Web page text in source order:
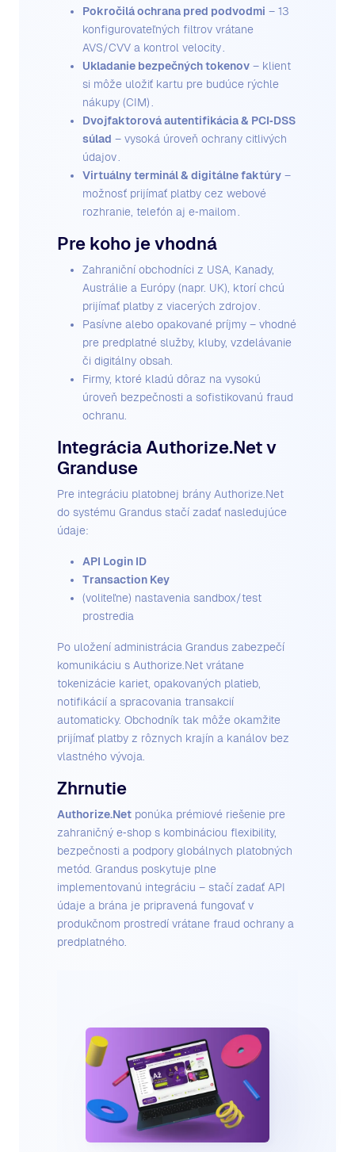
Pokročilá ochrana pred podvodmi – 13
konfigurovateľných filtrov vrátane
AVS/CVV a kontrol velocity .
Ukladanie bezpečných tokenov – klient
si môže uložiť kartu pre budúce rýchle
nákupy (CIM) .
Dvojfaktorová autentifikácia & PCI‑DSS
súlad – vysoká úroveň ochrany citlivých
údajov .
Virtuálny terminál & digitálne faktúry –
možnosť prijímať platby cez webové
rozhranie, telefón aj e‑mailom .
Pre koho je vhodná
Zahraniční obchodníci z USA, Kanady,
Austrálie a Európy (napr. UK), ktorí chcú
prijímať platby z viacerých zdrojov .
Pasívne alebo opakované príjmy – vhodné
pre predplatné služby, kluby, vzdelávanie
či digitálny obsah.
Firmy, ktoré kladú dôraz na vysokú
úroveň bezpečnosti a sofistikovanú fraud
ochranu.
Integrácia Authorize.Net v
Granduse
Pre integráciu platobnej brány Authorize.Net
do systému Grandus stačí zadať nasledujúce
údaje:
API Login ID
Transaction Key
(voliteľne) nastavenia sandbox/test
prostredia
Po uložení administrácia Grandus zabezpečí
komunikáciu s Authorize.Net vrátane
tokenizácie kariet, opakovaných platieb,
notifikácií a spracovania transakcií
automaticky. Obchodník tak môže okamžite
prijímať platby z rôznych krajín a kanálov bez
vlastného vývoja.
Zhrnutie
Authorize.Net ponúka prémiové riešenie pre
zahraničný e‑shop s kombináciou flexibility,
bezpečnosti a podpory globálnych platobných
metód. Grandus poskytuje plne
implementovanú integráciu – stačí zadať API
údaje a brána je pripravená fungovať v
produkčnom prostredí vrátane fraud ochrany a
predplatného.